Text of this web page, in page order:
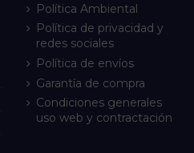
Política Ambiental
Política de privacidad y
redes sociales
Política de envíos
Garantía de compra
Condiciones generales
uso web y contractación